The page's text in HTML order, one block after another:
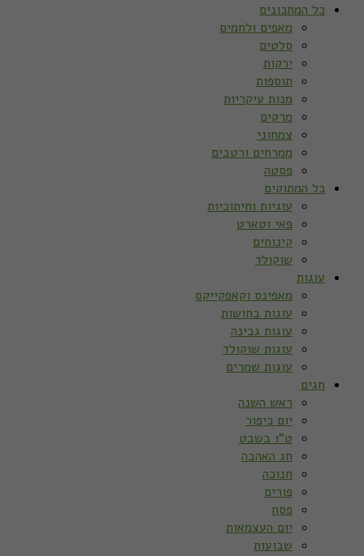
כל המתכונים
מאפים ולחמים
סלטים
ירקות
תוספות
מנות עיקריות
מרקים
צמחוני
ממרחים ורטבים
פסטה
כל המתוקים
עוגיות וחיתוכיות
פאי וטארט
קינוחים
שוקולד
עוגות
מאפינס וקאפקייקס
עוגות בחושות
עוגות גבינה
עוגות שוקולד
עוגות שמרים
חגים
ראש השנה
יום כיפור
ט”ו בשבט
חג האהבה
חנוכה
פורים
פסח
יום העצמאות
שבועות